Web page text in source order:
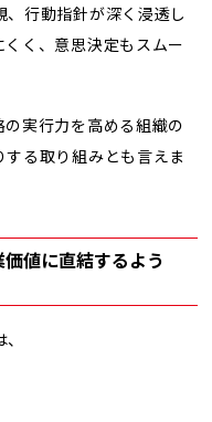
行動指針が深く浸透し
く、意思決定もスムー
実行力を高める組織の
る取り組みとも言えま
値に直結するよう